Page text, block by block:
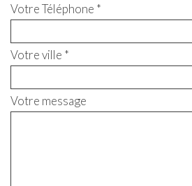
Votre Téléphone *
Votre ville *
Votre message